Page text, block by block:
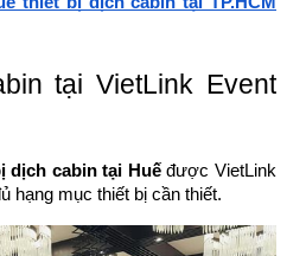
tại VietLink Event
dịch cabin tại Huếđược VietLink
hạng mục thiết bị cần thiết.